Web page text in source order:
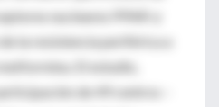
nucleares PPAR-γ
la resistencia periférica a
El estudio,
de 49 centros –